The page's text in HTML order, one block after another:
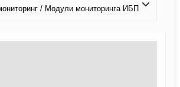
/ Модули мониторинга ИБП